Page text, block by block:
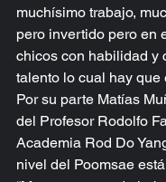
muchísimo trabajo,
pero invertido pero en
chicos con habilidad y
talento lo cual hay que
Por su parte Matías
del Profesor Rodolfo
Academia Rod Do
nivel del Poomsae